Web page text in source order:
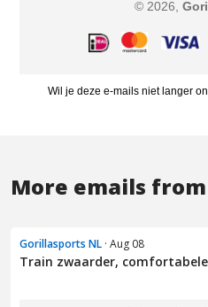
More emails from
Gorillasports NL · Aug 08
Train zwaarder,